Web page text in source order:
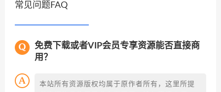
常见问题FAQ
免费下载或者VIP会员专享资源能否直接商
用？
本站所有资源版权均属于原作者所有，这里所提